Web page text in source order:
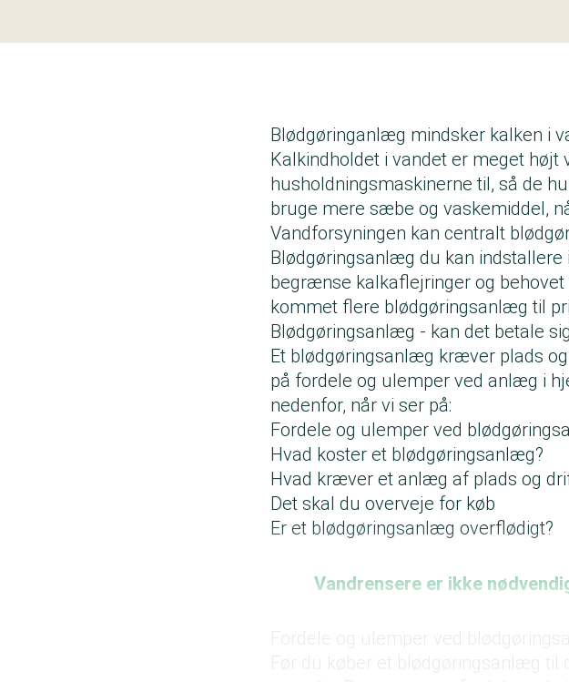
Blødgøringanlæg mindsker kalken i
Kalkindholdet i vandet er meget højt
husholdningsmaskinerne til, så de
bruge mere sæbe og vaskemiddel,
Vandforsyningen kan centralt
Blødgøringsanlæg du kan
begrænse kalkaflejringer og
kommet flere blødgøringsanlæg til
Blødgøringsanlæg - kan det betale
Et blødgøringsanlæg kræver plads
på fordele og ulemper ved anlæg i
nedenfor, når vi ser på:
Fordele og ulemper ved
Hvad koster et blødgøringsanlæg?
Hvad kræver et anlæg af plads og
Det skal du overveje for køb
Er et blødgøringsanlæg overflødigt?
Vandrensere er ikke
Fordele og ulemper ved
Før du køber et blødgøringsanlæg til